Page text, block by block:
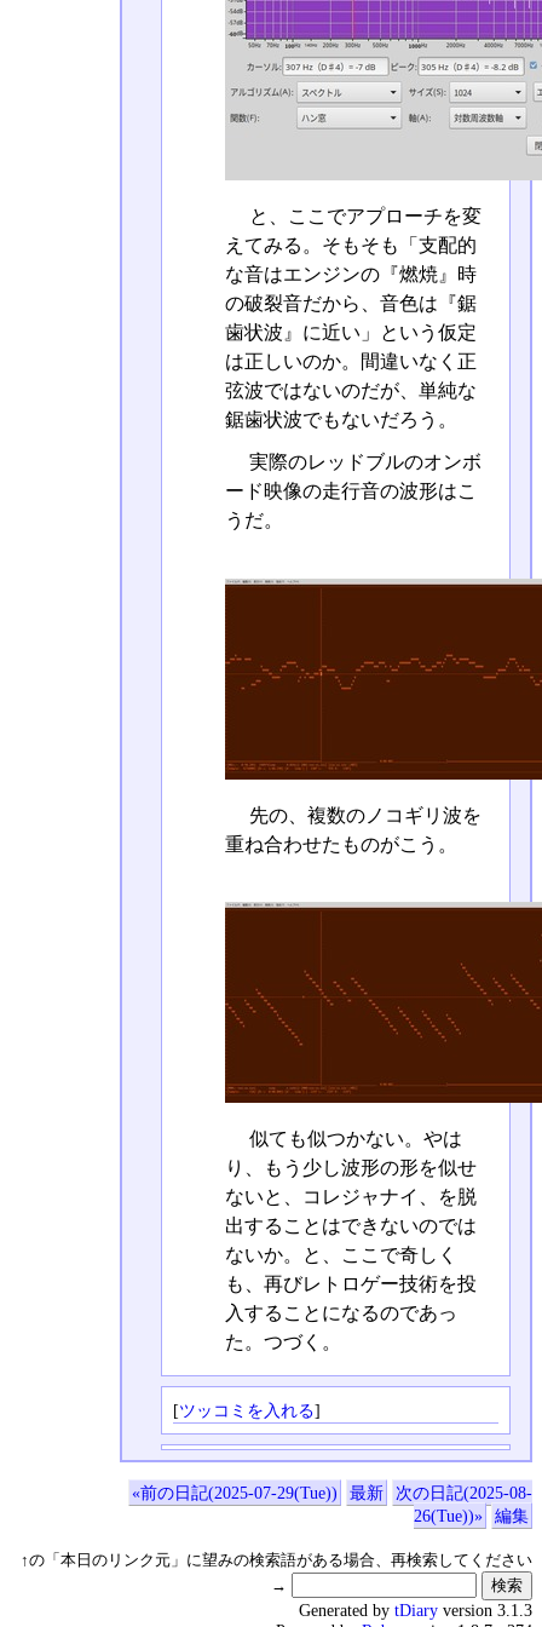
と、ここでアプローチを変
えてみる。そもそも「支配的
な音はエンジンの『燃焼』時
の破裂音だから、音色は『鋸
歯状波』に近い」という仮定
は正しいのか。間違いなく正
弦波ではないのだが、単純な
鋸歯状波でもないだろう。
実際のレッドブルのオンボ
ード映像の走行音の波形はこ
うだ。
先の、複数のノコギリ波を
重ね合わせたものがこう。
似ても似つかない。やは
り、もう少し波形の形を似せ
ないと、コレジャナイ、を脱
出することはできないのでは
ないか。と、ここで奇しく
も、再びレトロゲー技術を投
入することになるのであっ
た。つづく。
[ツッコミを入れる]
«前の日記(2025-07-29(Tue)) 最新
次の日記(2025-08-
26(Tue))»
編集
↑の「本日のリンク元」に望みの検索語がある場合、再検索してください
→
Generated by tDiary version 3.1.3